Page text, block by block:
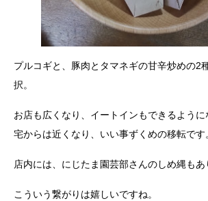
プルコギと、豚肉とタマネギの甘辛炒めの2
択。
お店も広くなり、イートインもできるよう
宅からは近くなり、いい事ずくめの移転です
店内には、にじたま園芸部さんのしめ縄もあ
こういう繋がりは嬉しいですね。